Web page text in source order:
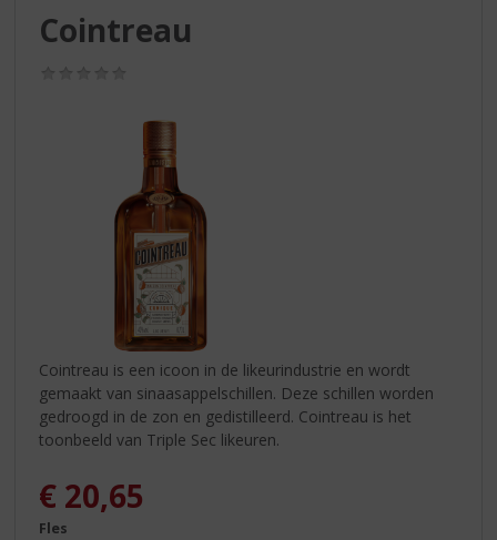
Cointreau
Cointreau is een icoon in de likeurindustrie en wordt
gemaakt van sinaasappelschillen. Deze schillen worden
gedroogd in de zon en gedistilleerd. Cointreau is het
toonbeeld van Triple Sec likeuren.
€ 20,65
Fles